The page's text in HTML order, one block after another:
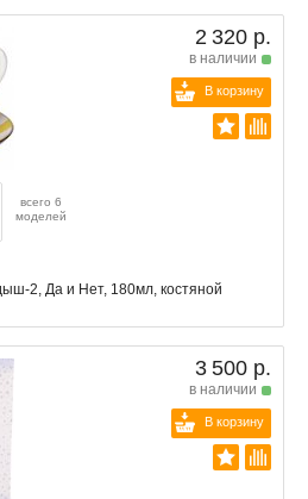
2 320 р.
в наличии
В корзину
всего 6
моделей
2, Да и Нет, 180мл, костяной
3 500 р.
в наличии
В корзину